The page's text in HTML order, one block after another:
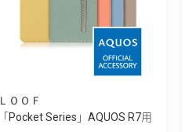
ＬＯＯＦ
「Pocket Series」AQUOS R7用